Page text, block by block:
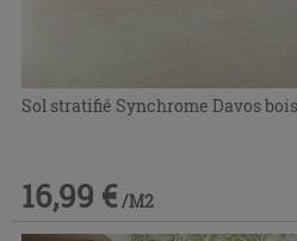
Sol stratifié Synchrome Davos
16,99 € /M2